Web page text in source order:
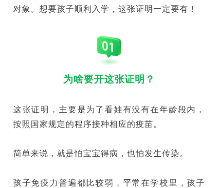
对象。想要孩子顺利入学，这张证明一定要有！
为啥要开这张证明？
这张证明，主要是为了看娃有没有在年龄段内，
按照国家规定的程序接种相应的疫苗。
简单来说，就是怕宝宝得病，也怕发生传染。
孩子免疫力普遍都比较弱，平常在学校里，孩子